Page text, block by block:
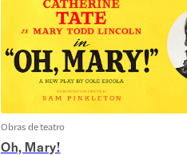
Obras de teatro
Oh, Mary!